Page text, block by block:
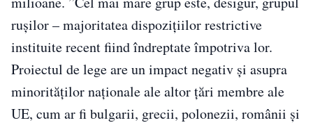
rușilor – majoritatea dispozițiilor restrictive
instituite recent fiind îndreptate împotriva lor.
Proiectul de lege are un impact negativ și asupra
minorităţilor naționale ale altor țări membre ale
UE, cum ar fi bulgarii, grecii, polonezii, românii și